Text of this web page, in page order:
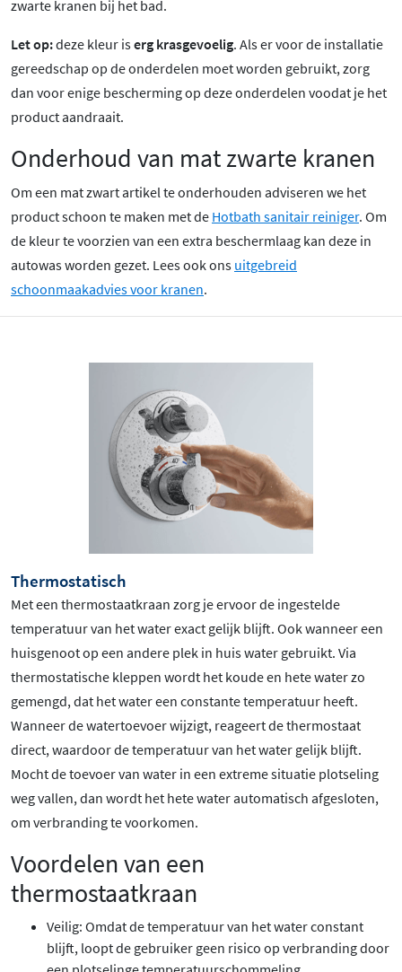
zwarte kranen bij het bad.
Let op:deze kleur iserg krasgevoelig. Als er voor de installatie
gereedschap op de onderdelen moet worden gebruikt, zorg
dan voor enige bescherming op deze onderdelen voodat je het
product aandraait.
Onderhoud van mat zwarte kranen
Om een mat zwart artikel te onderhouden adviseren we het
product schoon te maken met de Hotbath sanitair reiniger. Om
de kleur te voorzien van een extra beschermlaag kan deze in
autowas worden gezet. Lees ook ons uitgebreid
schoonmaakadvies voor kranen.
Thermostatisch
Met een thermostaatkraan zorg je ervoor de ingestelde
temperatuur van het water exact gelijk blijft. Ook wanneer een
huisgenoot op een andere plek in huis water gebruikt. Via
thermostatische kleppen wordt het koude en hete water zo
gemengd, dat het water een constante temperatuur heeft.
Wanneer de watertoevoer wijzigt, reageert de thermostaat
direct, waardoor de temperatuur van het water gelijk blijft.
Mocht de toevoer van water in een extreme situatie plotseling
weg vallen, dan wordt het hete water automatisch afgesloten,
om verbranding te voorkomen.
Voordelen van een
thermostaatkraan
Veilig: Omdat de temperatuur van het water constant
blijft, loopt de gebruiker geen risico op verbranding door